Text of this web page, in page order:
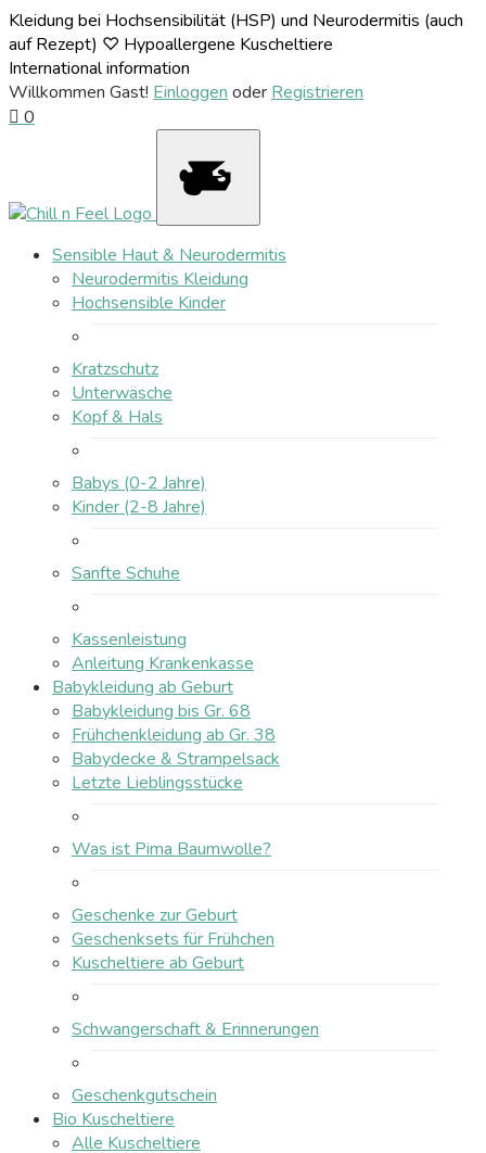
Kleidung bei Hochsensibilität (HSP) und Neurodermitis (auch
auf Rezept) ♡ Hypoallergene Kuscheltiere
International information
Willkommen Gast! Einloggen oder Registrieren
0
Sensible Haut & Neurodermitis
Neurodermitis Kleidung
Hochsensible Kinder
Kratzschutz
Unterwäsche
Kopf & Hals
Babys (0-2 Jahre)
Kinder (2-8 Jahre)
Sanfte Schuhe
Kassenleistung
Anleitung Krankenkasse
Babykleidung ab Geburt
Babykleidung bis Gr. 68
Frühchenkleidung ab Gr. 38
Babydecke & Strampelsack
Letzte Lieblingsstücke
Was ist Pima Baumwolle?
Geschenke zur Geburt
Geschenksets für Frühchen
Kuscheltiere ab Geburt
Schwangerschaft & Erinnerungen
Geschenkgutschein
Bio Kuscheltiere
Alle Kuscheltiere